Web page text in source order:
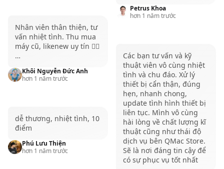
mang đến trải nghiệm hình ảnh sống động và sắc
nét.
Bên cạnh độ phân giải cao, màn hình MacBook Pro
M1 còn có độ sáng và độ tương phản tốt, tái hiện
màu sắc chính xác và chân thực. Công nghệ True
Tone tự động điều chỉnh màu sắc màn hình theo ánh
sáng môi trường, giúp giảm mỏi mắt và tạo cảm giác
Tuy nhiên, các phiên bản MacBook Pro 2021 14 inch
và 16 inch sẽ có tấm nền MiniLed hiện đại hơn, tấm
màn này có thể tái hiện lên đến 1 tỷ màu cho màu
sắc có độ chân thực. Tần số quét 120Hz và công
Nhân viên thân thiện, tư
vấn nhiệt tình. Thu mua
máy cũ, likenew uy tín 👍🏻
…
Khôi Nguyễn Đức Anh
hơn 1 năm trước
dễ thương, nhiệt tình, 10
điểm
Phú Lưu Thiện
hơn 1 năm trước
Petrus Khoa
hơn 1 năm trước
Các bạn tư vấn và kỹ
thuật viên vô cùng nhiệt
tình và chu đáo. Xử lý
thiết bị cẩn thận, đúng
hẹn, nhanh chong,
update tình hình thiết bị
liên tục. Mình vô cùng
hài lòng về chất lượng kĩ
thuật cũng như thái độ
dịch vụ bên QMac Store.
Sẽ là nơi đáng tin cậy để
có sự phục vụ tốt nhất